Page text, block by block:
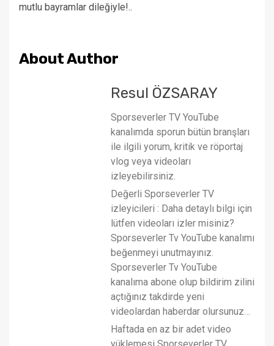
mutlu bayramlar dileğiyle!..
About Author
Resul ÖZSARAY
Sporseverler TV YouTube
kanalımda sporun bütün branşları
ile ilgili yorum, kritik ve röportaj
vlog veya videoları
izleyebilirsiniz.
Değerli Sporseverler TV
izleyicileri : Daha detaylı bilgi için
lütfen videoları izler misiniz?
Sporseverler Tv YouTube kanalımı
beğenmeyi unutmayınız.
Sporseverler Tv YouTube
kanalıma abone olup bildirim zilini
açtığınız takdirde yeni
videolardan haberdar olursunuz…
Haftada en az bir adet video
yüklemesi Sporseverler TV